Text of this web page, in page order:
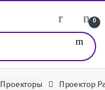
0
Проекторы Проектор